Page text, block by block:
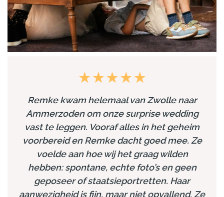
Remke kwam helemaal van Zwolle naar
Ammerzoden om onze surprise wedding
vast te leggen. Vooraf alles in het geheim
voorbereid en Remke dacht goed mee. Ze
voelde aan hoe wij het graag wilden
hebben: spontane, echte foto’s en geen
geposeer of staatsieportretten. Haar
aanwezigheid is fijn, maar niet opvallend. Ze